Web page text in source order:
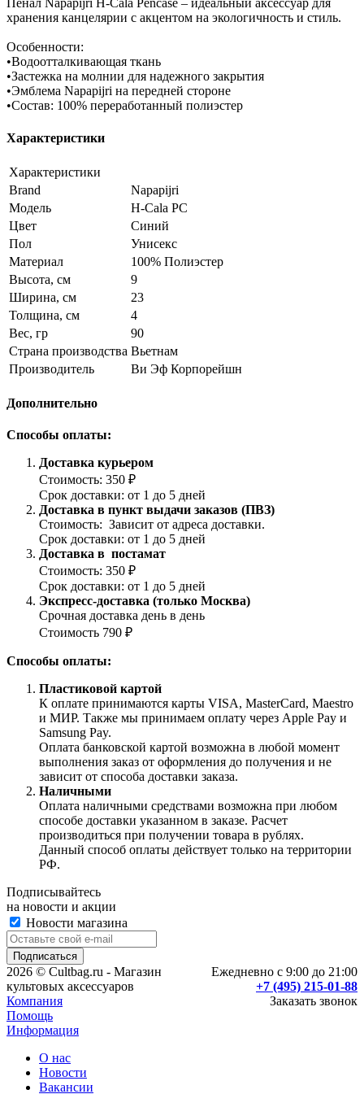
Пенал Napapijri H-Cala Pencase – идеальный аксессуар для
хранения канцелярии с акцентом на экологичность и стиль.
Особенности:
•Водоотталкивающая ткань
•Застежка на молнии для надежного закрытия
•Эмблема Napapijri на передней стороне
•Состав: 100% переработанный полиэстер
Характеристики
Характеристики
Brand
Napapijri
Модель
H-Cala PC
Цвет
Синий
Пол
Унисекс
Материал
100% Полиэстер
Высота, см
9
Ширина, см
23
Толщина, см
4
Вес, гр
90
Страна производства Вьетнам
Производитель
Ви Эф Корпорейшн
Дополнительно
Способы оплаты:
Доставка курьером
Стоимость: 350 ₽
Срок доставки: от 1 до 5 дней
Доставка в пункт выдачи заказов (ПВЗ)
Стоимость: Зависит от адреса доставки.
Срок доставки: от 1 до 5 дней
Доставка в постамат
Стоимость: 350 ₽
Срок доставки: от 1 до 5 дней
Экспресс-доставка (только Москва)
Срочная доставка день в день
Стоимость 790 ₽
Способы оплаты:
Пластиковой картой
К оплате принимаются карты VISA, MasterCard, Maestro
и МИР. Также мы принимаем оплату через Apple Pay и
Samsung Pay.
Оплата банковской картой возможна в любой момент
выполнения заказ от оформления до получения и не
зависит от способа доставки заказа.
Наличными
Оплата наличными средствами возможна при любом
способе доставки указанном в заказе. Расчет
производиться при получении товара в рублях.
Данный способ оплаты действует только на территории
РФ.
Подписывайтесь
на новости и акции
Новости магазина
Ежедневно с 9:00 до 21:00
+7 (495) 215-01-88
Заказать звонок
2026 © Cultbag.ru - Магазин
культовых аксессуаров
Компания
Помощь
Информация
О нас
Новости
Вакансии